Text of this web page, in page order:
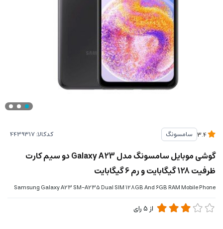
سامسونگ کدکالا:
گوشی موبایل سامسونگ مدل Galaxy A23 دو سیم کارت
ظرفیت 128 گیگابایت و رم 6 گیگابایت
Samsung Galaxy A23 SM-A235 Dual SIM 128GB And 6GB RAM Mobile Phone
از 5رای